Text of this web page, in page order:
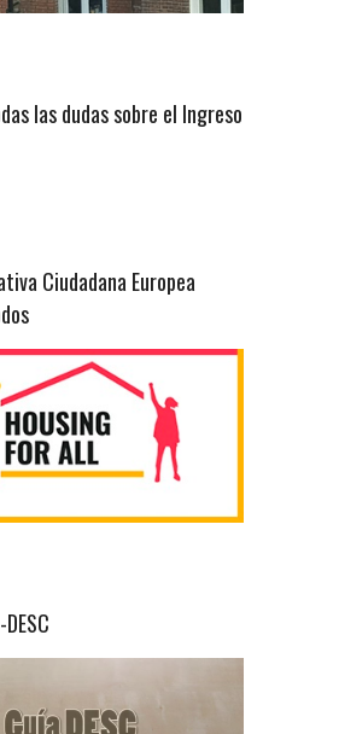
las dudas sobre el Ingreso
Ciudadana Europea